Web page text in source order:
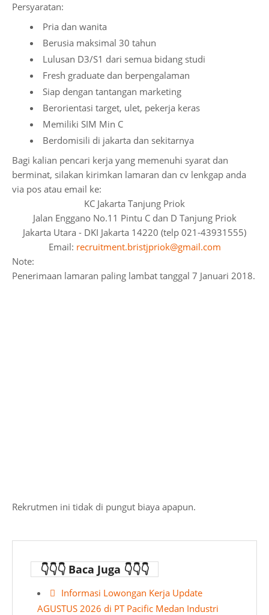
Persyaratan:
Pria dan wanita
Berusia maksimal 30 tahun
Lulusan D3/S1 dari semua bidang studi
Fresh graduate dan berpengalaman
Siap dengan tantangan marketing
Berorientasi target, ulet, pekerja keras
Memiliki SIM Min C
Berdomisili di jakarta dan sekitarnya
Bagi kalian pencari kerja yang memenuhi syarat dan
berminat, silakan kirimkan lamaran dan cv lenkgap anda
via pos atau email ke:
KC Jakarta Tanjung Priok
Jalan Enggano No.11 Pintu C dan D Tanjung Priok
Jakarta Utara - DKI Jakarta 14220 (telp 021-43931555)
Email: recruitment.bristjpriok@gmail.com
Note:
Penerimaan lamaran paling lambat tanggal 7 Januari 2018.
Rekrutmen ini tidak di pungut biaya apapun.
👇👇👇 Baca Juga 👇👇👇
Informasi Lowongan Kerja Update
AGUSTUS 2026 di PT Pacific Medan Industri